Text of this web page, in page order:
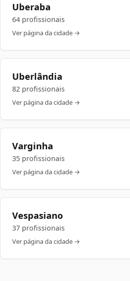
Uberaba
64 profissionais
Ver página da cidade →
Uberlândia
82 profissionais
Ver página da cidade →
Varginha
35 profissionais
Ver página da cidade →
Vespasiano
37 profissionais
Ver página da cidade →